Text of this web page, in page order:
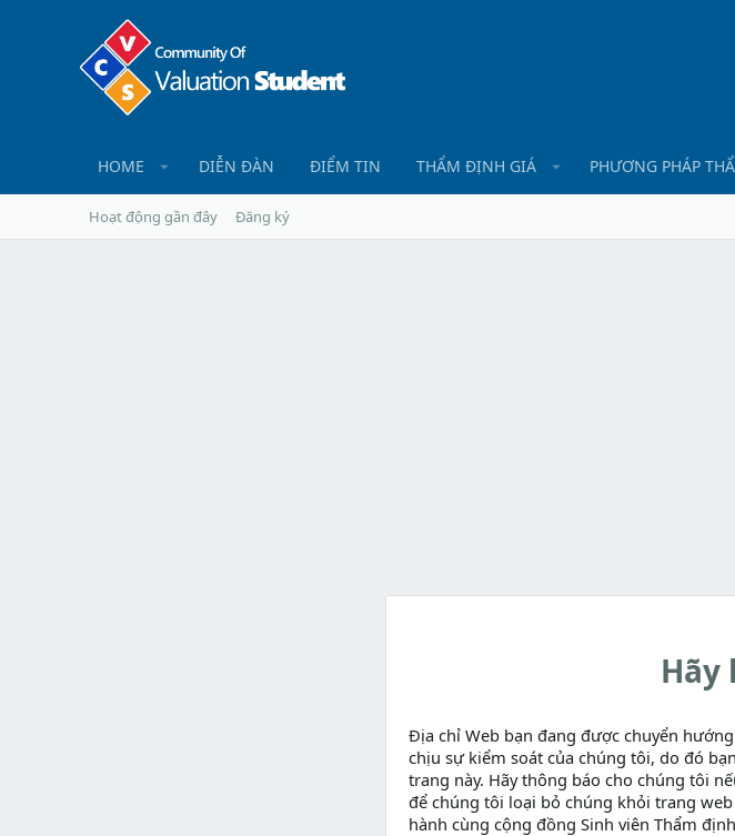
HOME DIỄN ĐÀN ĐIỂM TIN THẨM ĐỊNH GIÁ PHƯƠNG PHÁP
Hoạt động gần đây Đăng ký
Hãy
Địa chỉ Web bạn đang được chuyển
chịu sự kiểm soát của chúng tôi, do đó
trang này. Hãy thông báo cho chúng tôi
để chúng tôi loại bỏ chúng khỏi trang
hành cùng cộng đồng Sinh viên Thẩm